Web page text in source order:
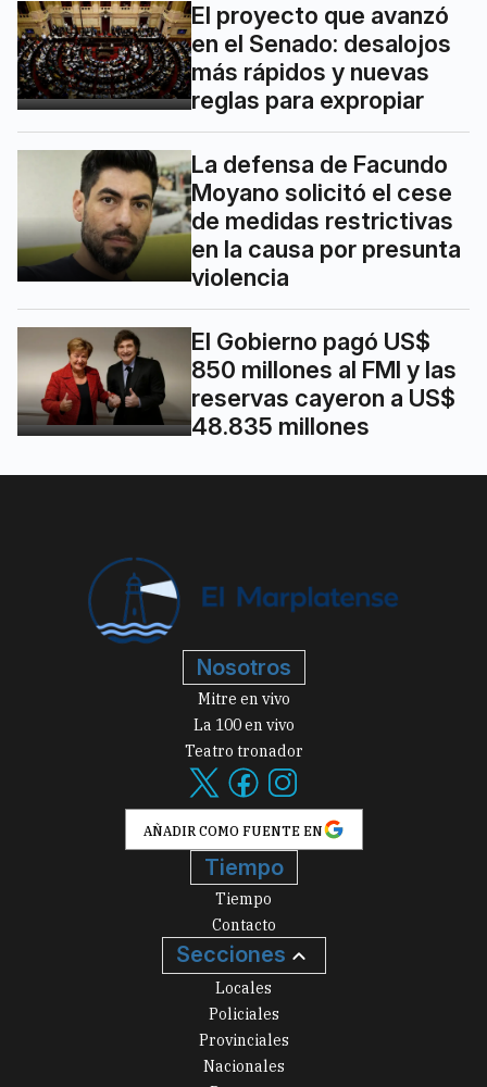
El proyecto que avanzó
en el Senado: desalojos
más rápidos y nuevas
reglas para expropiar
La defensa de Facundo
Moyano solicitó el cese
de medidas restrictivas
en la causa por presunta
violencia
El Gobierno pagó US$
850 millones al FMI y las
reservas cayeron a US$
48.835 millones
Nosotros
Mitre en vivo
La 100 en vivo
Teatro tronador
AÑADIR COMO FUENTE EN
Tiempo
Tiempo
Contacto
Secciones
Locales
Policiales
Provinciales
Nacionales